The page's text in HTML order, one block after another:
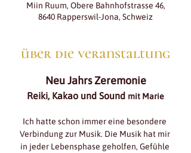
Miin Ruum, Obere Bahnhofstrasse 46,
8640 Rapperswil-Jona, Schweiz
über die veranstaltung
Neu Jahrs Zeremonie
Reiki, Kakao und Sound mit Marie
Ich hatte schon immer eine besondere
Verbindung zur Musik. Die Musik hat mir
in jeder Lebensphase geholfen, Gefühle